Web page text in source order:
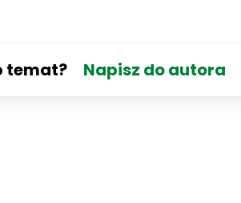
temat? Napisz do autora